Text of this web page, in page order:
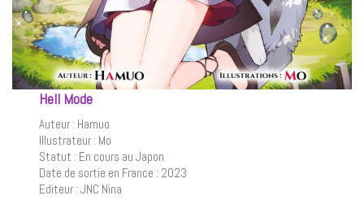
Hell Mode
Auteur : Hamuo
Illustrateur : Mo
Statut : En cours au Japon
Date de sortie en France : 2023
Editeur : JNC Nina